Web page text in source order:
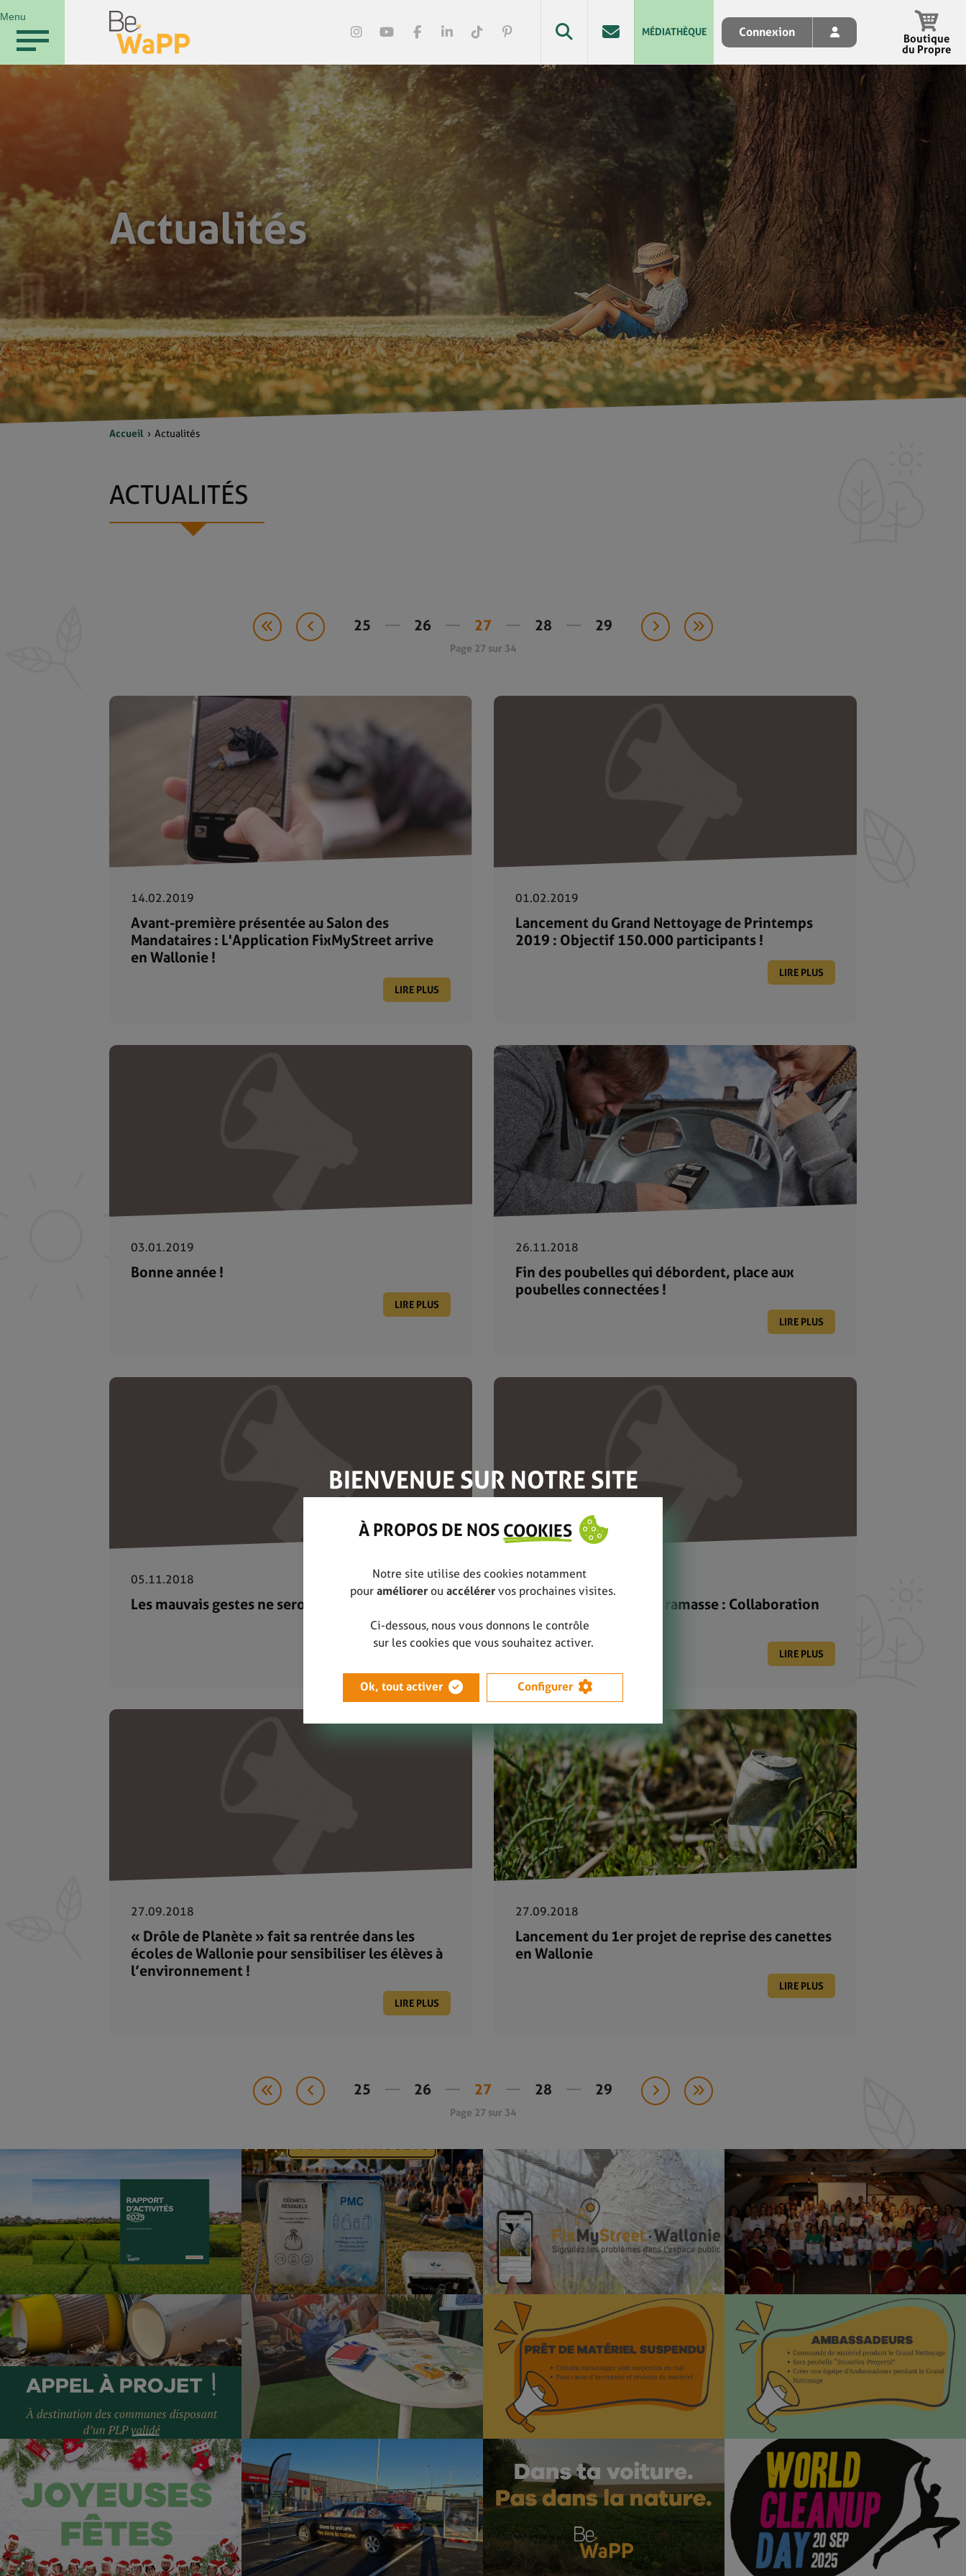
Menu
MÉDIATHÈQUE
Connexion
Boutique
du Propre
Actualités
Accueil Actualités
ACTUALITÉS
25 26 27 28 29
Page 27 sur 34
14.02.2019
Avant-première présentée au Salon des
Mandataires : L'Application FixMyStreet arrive
en Wallonie !
LIRE PLUS
01.02.2019
Lancement du Grand Nettoyage de Printemps
2019 : Objectif 150.000 participants !
LIRE PLUS
03.01.2019
Bonne année !
LIRE PLUS
26.11.2018
Fin des poubelles qui débordent, place aux
poubelles connectées !
LIRE PLUS
05.11.2018
Les mauvais gestes ne seront jamais tendance
LIRE PLUS
01.10.2018
Je cours. Je marche. Je ramasse : Collaboration
avec l'Adeps
LIRE PLUS
27.09.2018
« Drôle de Planète » fait sa rentrée dans les
écoles de Wallonie pour sensibiliser les élèves à
l’environnement !
LIRE PLUS
27.09.2018
Lancement du 1er projet de reprise des canettes
en Wallonie
LIRE PLUS
25 26 27 28 29
Page 27 sur 34
BIENVENUE SUR NOTRE SITE
À PROPOS DE NOS COOKIES
Notre site utilise des cookies notamment
pour améliorer ou accélérer vos prochaines visites.
Ci-dessous, nous vous donnons le contrôle
sur les cookies que vous souhaitez activer.
Ok, tout activer Configurer